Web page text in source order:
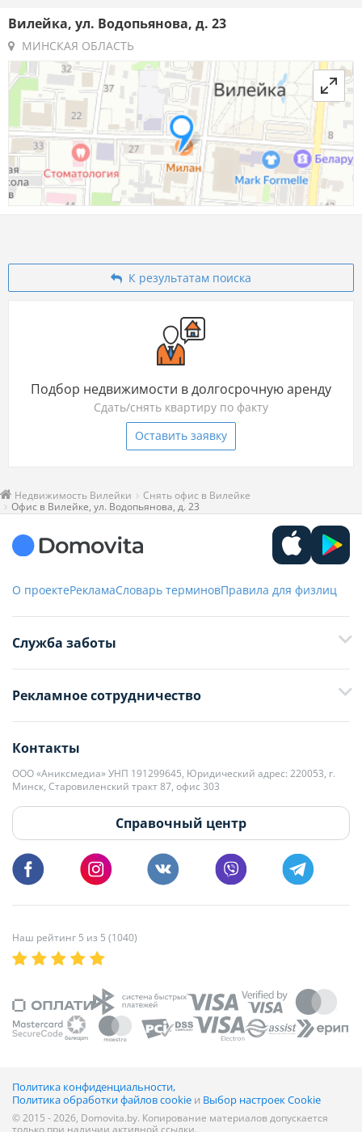
Вилейка, ул. Водопьянова, д. 23
МИНСКАЯ ОБЛАСТЬ
К результатам поиска
Подбор недвижимости в долгосрочную аренду
Сдать/снять квартиру по факту
Оставить заявку
Недвижимость Вилейки
Снять офис в Вилейке
Офис в Вилейке, ул. Водопьянова, д. 23
О проектеРекламаСловарь терминовПравила для физлиц
Служба заботы
+375 33 376-13-70
editor@domovita.by
Мы принимаем звонки и отвечаем на письма в будние дни с 9:00 до
18:00.
Рекламное сотрудничество
kb@domovita.by
+375 29 179-11-28 Владислав Гладченко
vg@domovita.by
Пишите и звоните нам в будние дни с 8:00 до 20:00.
Контакты
ООО «Аниксмедиа» УНП 191299645, Юридический адрес: 220053, г.
Минск, Старовиленский тракт 87, офис 303
Справочный центр
Наш рейтинг 5 из 5 (1040)
Политика конфиденциальности,
Политика обработки файлов cookie и Выбор настроек Cookie
© 2015 - 2026, Domovita.by. Копирование материалов допускается